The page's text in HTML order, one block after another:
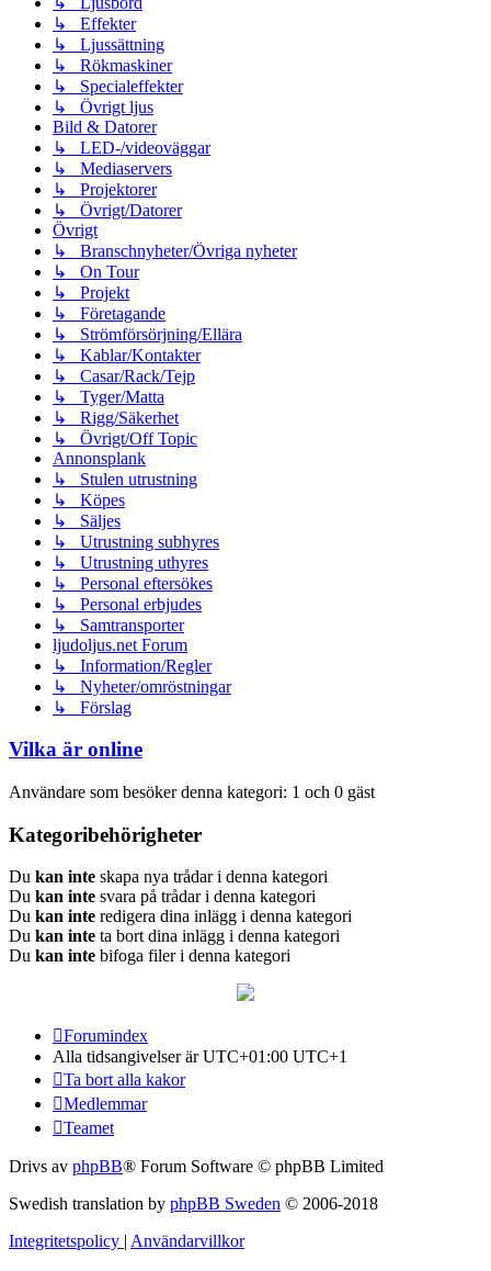
↳ Effekter
↳ Ljussättning
↳ Rökmaskiner
↳ Specialeffekter
↳ Övrigt ljus
Bild & Datorer
↳ LED-/videoväggar
↳ Mediaservers
↳ Projektorer
↳ Övrigt/Datorer
Övrigt
↳ Branschnyheter/Övriga nyheter
↳ On Tour
↳ Projekt
↳ Företagande
↳ Strömförsörjning/Ellära
↳ Kablar/Kontakter
↳ Casar/Rack/Tejp
↳ Tyger/Matta
↳ Rigg/Säkerhet
↳ Övrigt/Off Topic
Annonsplank
↳ Stulen utrustning
↳ Köpes
↳ Säljes
↳ Utrustning subhyres
↳ Utrustning uthyres
↳ Personal eftersökes
↳ Personal erbjudes
↳ Samtransporter
ljudoljus.net Forum
↳ Information/Regler
↳ Nyheter/omröstningar
↳ Förslag
Vilka är online
Användare som besöker denna kategori: 1 och 0 gäst
Kategoribehörigheter
Du kan inte skapa nya trådar i denna kategori
Du kan inte svara på trådar i denna kategori
Du kan inte redigera dina inlägg i denna kategori
Du kan inte ta bort dina inlägg i denna kategori
Du kan inte bifoga filer i denna kategori
Forumindex
Alla tidsangivelser är UTC+01:00 UTC+1
Ta bort alla kakor
Medlemmar
Teamet
Drivs av phpBB® Forum Software © phpBB Limited
Swedish translation by phpBB Sweden © 2006-2018
Integritetspolicy Användarvillkor